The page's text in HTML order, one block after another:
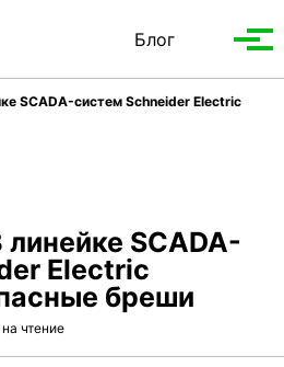
Блог
Toggle
SCADA-систем Schneider Electric
SCADA-
Electric
бреши
чтение